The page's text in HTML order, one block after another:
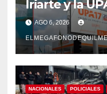
Iriarte y la
pase a
mejoras
AGO 6, 2026
NACIONALES POLICIALES